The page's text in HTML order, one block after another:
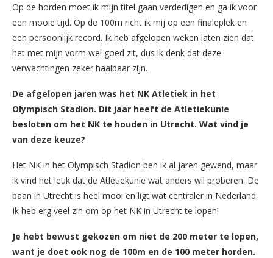
Op de horden moet ik mijn titel gaan verdedigen en ga ik voor
een mooie tijd. Op de 100m richt ik mij op een finaleplek en
een persoonlijk record. Ik heb afgelopen weken laten zien dat
het met mijn vorm wel goed zit, dus ik denk dat deze
verwachtingen zeker haalbaar zijn.
De afgelopen jaren was het NK Atletiek in het
Olympisch Stadion. Dit jaar heeft de Atletiekunie
besloten om het NK te houden in Utrecht. Wat vind je
van deze keuze?
Het NK in het Olympisch Stadion ben ik al jaren gewend, maar
ik vind het leuk dat de Atletiekunie wat anders wil proberen. De
baan in Utrecht is heel mooi en ligt wat centraler in Nederland.
Ik heb erg veel zin om op het NK in Utrecht te lopen!
Je hebt bewust gekozen om niet de 200 meter te lopen,
want je doet ook nog de 100m en de 100 meter horden.